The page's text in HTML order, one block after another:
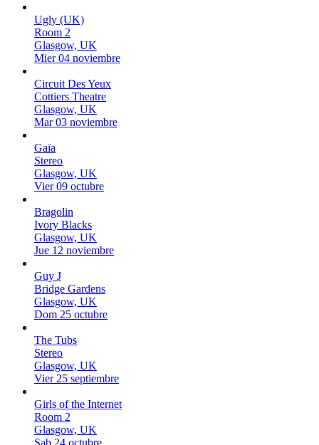
Ugly (UK)
Room 2
Glasgow, UK
Mier 04 noviembre
Circuit Des Yeux
Cottiers Theatre
Glasgow, UK
Mar 03 noviembre
Gaïa
Stereo
Glasgow, UK
Vier 09 octubre
Bragolin
Ivory Blacks
Glasgow, UK
Jue 12 noviembre
Guy J
Bridge Gardens
Glasgow, UK
Dom 25 octubre
The Tubs
Stereo
Glasgow, UK
Vier 25 septiembre
Girls of the Internet
Room 2
Glasgow, UK
Sab 24 octubre